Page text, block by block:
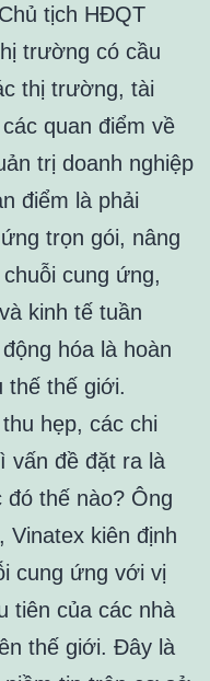
tịch HĐQT
trường có cầu
thị trường, tài
quan điểm về
trị doanh nghiệp
điểm là phải
trọn gói, nâng
cung ứng,
kinh tế tuần
hóa là hoàn
thế thế giới.
hẹp, các chi
vấn đề đặt ra là
thế nào? Ông
Vinatex kiên định
cung ứng với vị
tiên của các nhà
thế giới. Đây là